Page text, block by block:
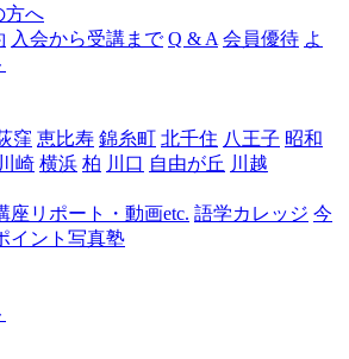
ャ
口
方へ
入会から受講まで Q & A 会員優待 よ
窪 恵比寿 錦糸町 北千住 八王子 昭和
川崎 横浜 柏 川口 自由が丘 川越
座リポート・動画etc. 語学カレッジ 今
イント写真塾